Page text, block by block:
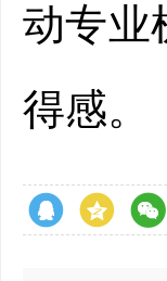
动专业
得感。